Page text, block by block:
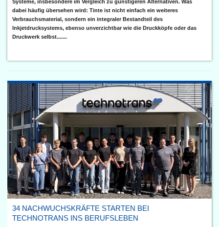
Systeme, insbesondere im Vergleich zu günstigeren Alternativen. Was
dabei häufig übersehen wird: Tinte ist nicht einfach ein weiteres
Verbrauchsmaterial, sondern ein integraler Bestandteil des
Inkjetdrucksystems, ebenso unverzichtbar wie die Druckköpfe oder das
Druckwerk selbst.......
34 NACHWUCHSKRÄFTE STARTEN BEI
TECHNOTRANS INS BERUFSLEBEN